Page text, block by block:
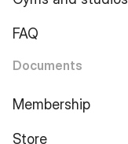
FAQ
Documents
Membership
Store